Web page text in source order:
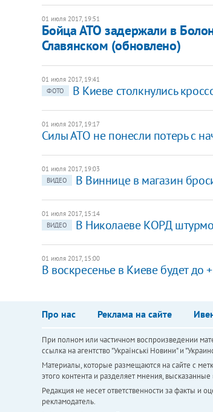
01 июля 2017, 19:51
Бойца АТО задержали в
Славянском (обновлено)
01 июля 2017, 19:41
ФОТО
В Киеве столкнулись
01 июля 2017, 19:17
Силы АТО не понесли потерь с
01 июля 2017, 19:03
ВИДЕО
В Виннице в магазин
01 июля 2017, 15:14
ВИДЕО
В Николаеве КОРД
01 июля 2017, 15:00
В воскресенье в Киеве будет до
Про нас Реклама на сайте
При полном или частичном воспроизведении
ссылка на агентство "Українськi Новини" и
Материалы, которые размещаются на сайте с
этого контента и разделяет мнения, высказанные
Редакция не несет ответственности за факты и
рекламодатель.